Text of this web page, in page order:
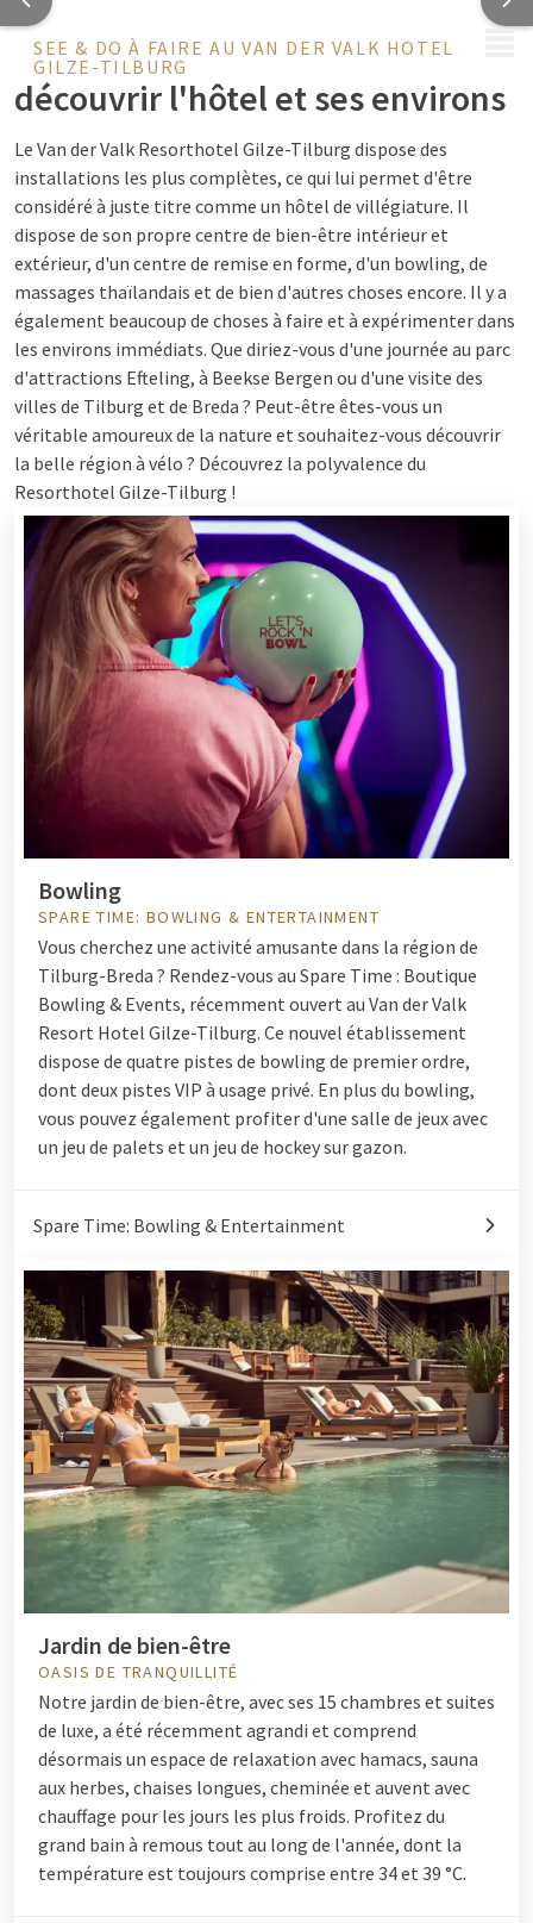
SEE & DO À FAIRE AU VAN DER VALK HOTEL
GILZE-TILBURG
découvrir l'hôtel et ses environs
Le Van der Valk Resorthotel Gilze-Tilburg dispose des
installations les plus complètes, ce qui lui permet d'être
considéré à juste titre comme un hôtel de villégiature. Il
dispose de son propre centre de bien-être intérieur et
extérieur, d'un centre de remise en forme, d'un bowling, de
massages thaïlandais et de bien d'autres choses encore. Il y a
également beaucoup de choses à faire et à expérimenter dans
les environs immédiats. Que diriez-vous d'une journée au parc
d'attractions Efteling, à Beekse Bergen ou d'une visite des
villes de Tilburg et de Breda ? Peut-être êtes-vous un
véritable amoureux de la nature et souhaitez-vous découvrir
la belle région à vélo ? Découvrez la polyvalence du
Resorthotel Gilze-Tilburg !
Bowling
SPARE TIME: BOWLING & ENTERTAINMENT
Vous cherchez une activité amusante dans la région de
Tilburg-Breda ? Rendez-vous au Spare Time : Boutique
Bowling & Events, récemment ouvert au Van der Valk
Resort Hotel Gilze-Tilburg. Ce nouvel établissement
dispose de quatre pistes de bowling de premier ordre,
dont deux pistes VIP à usage privé. En plus du bowling,
vous pouvez également profiter d'une salle de jeux avec
un jeu de palets et un jeu de hockey sur gazon.
Spare Time: Bowling & Entertainment
Jardin de bien-être
OASIS DE TRANQUILLITÉ
Notre jardin de bien-être, avec ses 15 chambres et suites
de luxe, a été récemment agrandi et comprend
désormais un espace de relaxation avec hamacs, sauna
aux herbes, chaises longues, cheminée et auvent avec
chauffage pour les jours les plus froids. Profitez du
grand bain à remous tout au long de l'année, dont la
température est toujours comprise entre 34 et 39 °C.